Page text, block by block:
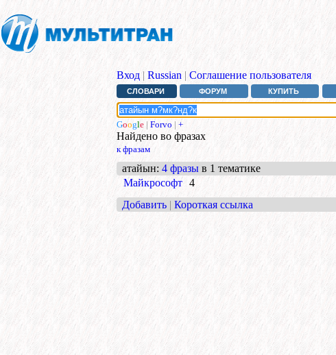
Вход | Russian | Соглашение пользователя
СЛОВАРИ ФОРУМ КУПИТЬ
Google | Forvo | +
Найдено во фразах
к фразам
атайын: 4 фразы в 1 тематике
Майкрософт 4
Добавить | Короткая ссылка